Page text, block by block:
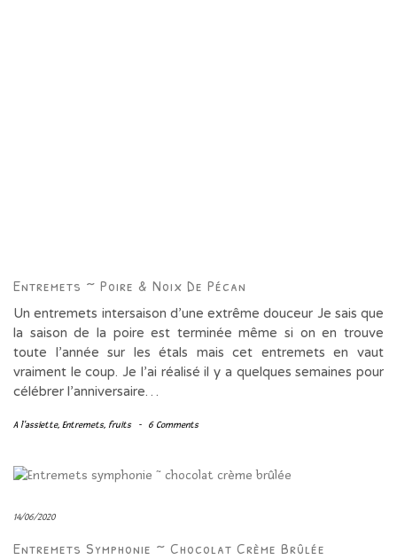
Entremets ~ Poire & Noix De Pécan
Un entremets intersaison d’une extrême douceur Je sais que
la saison de la poire est terminée même si on en trouve
toute l’année sur les étals mais cet entremets en vaut
vraiment le coup. Je l’ai réalisé il y a quelques semaines pour
célébrer l’anniversaire…
A l'assiette, Entremets, fruits - 6 Comments
14/06/2020
Entremets Symphonie ~ Chocolat Crème Brûlée